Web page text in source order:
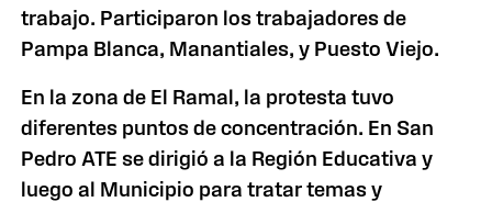
trabajo. Participaron los trabajadores de
Pampa Blanca, Manantiales, y Puesto Viejo.
En la zona de El Ramal, la protesta tuvo
diferentes puntos de concentración. En San
Pedro ATE se dirigió a la Región Educativa y
luego al Municipio para tratar temas y